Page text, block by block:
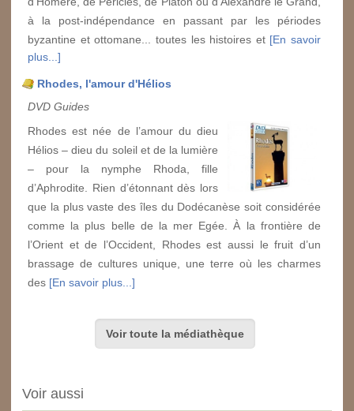
à la post-indépendance en passant par les périodes
byzantine et ottomane... toutes les histoires et [En savoir
plus...]
Rhodes, l'amour d'Hélios
DVD Guides
Rhodes est née de l’amour du dieu
Hélios – dieu du soleil et de la lumière
– pour la nymphe Rhoda, fille
d’Aphrodite. Rien d’étonnant dès lors
que la plus vaste des îles du Dodécanèse soit considérée
comme la plus belle de la mer Egée. À la frontière de
l’Orient et de l’Occident, Rhodes est aussi le fruit d’un
brassage de cultures unique, une terre où les charmes
des [En savoir plus...]
Voir toute la médiathèque
Voir aussi